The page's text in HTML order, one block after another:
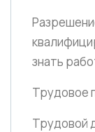
знать
Трудовое
Трудовой